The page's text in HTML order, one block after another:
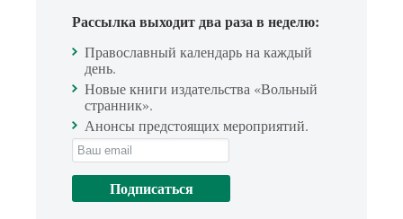
Рассылка выходит два раза в неделю:
Православный календарь на каждый
день.
Новые книги издательства «Вольный
странник».
Анонсы предстоящих мероприятий.